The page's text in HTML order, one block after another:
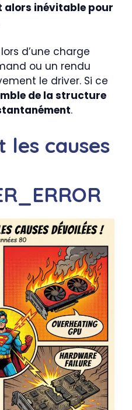
alors inévitable pour
d’une charge
ou un rendu
le driver. Si ce
de la structure
.
les causes